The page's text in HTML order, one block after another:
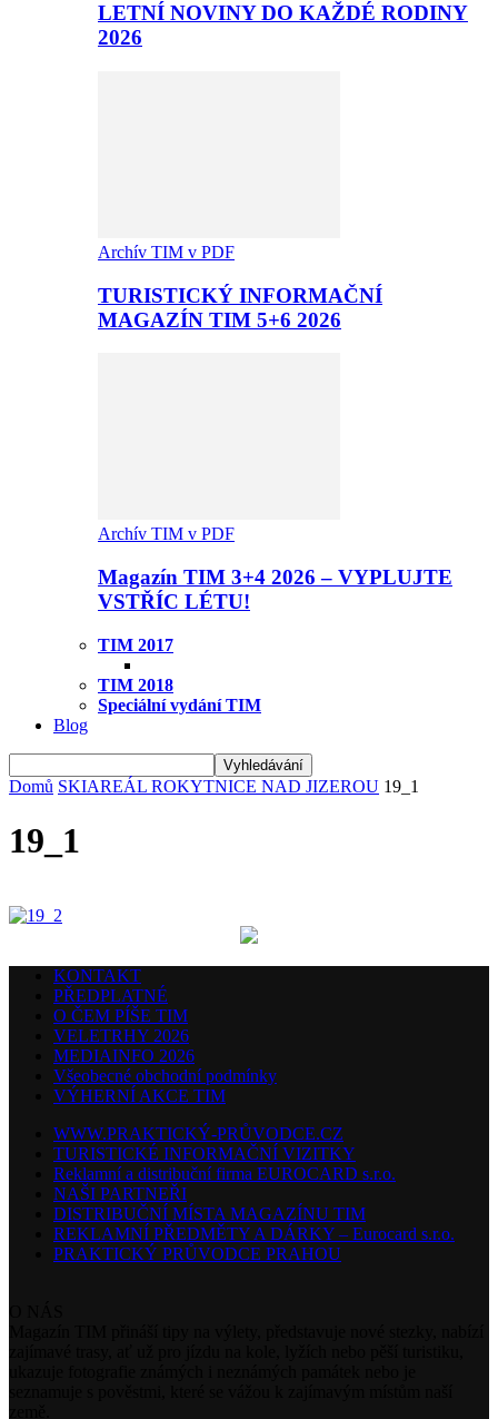
LETNÍ NOVINY DO KAŽDÉ RODINY
2026
Archív TIM v PDF
TURISTICKÝ INFORMAČNÍ
MAGAZÍN TIM 5+6 2026
Archív TIM v PDF
Magazín TIM 3+4 2026 – VYPLUJTE
VSTŘÍC LÉTU!
TIM 2017
TIM 2018
Speciální vydání TIM
Blog
Domů SKIAREÁL ROKYTNICE NAD JIZEROU 19_1
19_1
KONTAKT
PŘEDPLATNÉ
O ČEM PÍŠE TIM
VELETRHY 2026
MEDIAINFO 2026
Všeobecné obchodní podmínky
VÝHERNÍ AKCE TIM
WWW.PRAKTICKÝ-PRŮVODCE.CZ
TURISTICKÉ INFORMAČNÍ VIZITKY
Reklamní a distribuční firma EUROCARD s.r.o.
NAŠI PARTNEŘI
DISTRIBUČNÍ MÍSTA MAGAZÍNU TIM
REKLAMNÍ PŘEDMĚTY A DÁRKY – Eurocard s.r.o.
PRAKTICKÝ PRŮVODCE PRAHOU